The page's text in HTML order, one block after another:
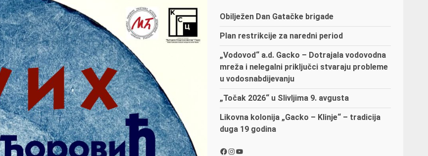
Obilježen Dan Gatačke brigade
Plan restrikcije za naredni period
„Vodovod“ a.d. Gacko – Dotrajala vodovodna
mreža i nelegalni priključci stvaraju probleme
u vodosnabdijevanju
„Točak 2026“ u Slivljima 9. avgusta
Likovna kolonija „Gacko – Klinje“ – tradicija
duga 19 godina
Facebook
Instagram
YouTube